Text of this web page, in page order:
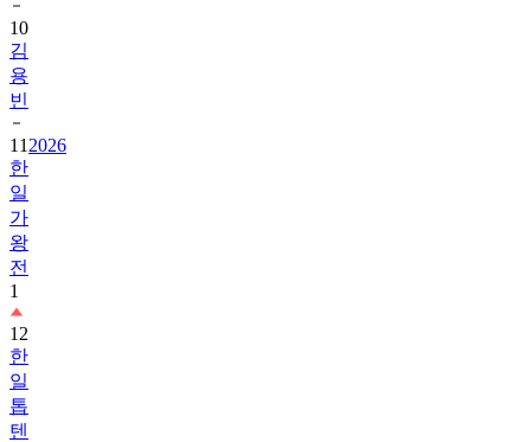
10
김
용
빈
11 2026
한
일
가
왕
전
1
12
한
일
톱
텐